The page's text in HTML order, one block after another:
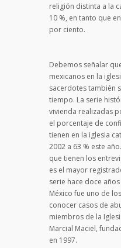
religión distinta a la
10 %, en tanto que
por ciento.
Debemos señalar
mexicanos en la
sacerdotes también
tiempo. La serie
vivienda realizadas
el porcentaje de
tienen en la iglesia
2002 a 63 % este
que tienen los
es el mayor
serie hace doce
México fue uno de
conocer casos de
miembros de la
Marcial Maciel,
en 1997.